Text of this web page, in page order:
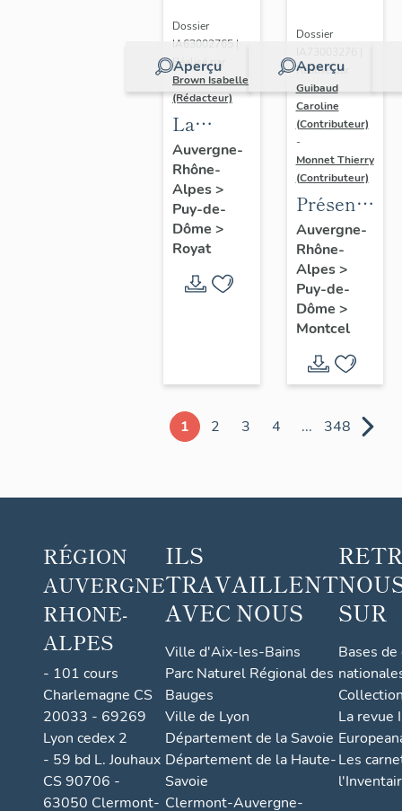
Aperçu
Dossier
IA63002765 |
Réalisé par
Brown Isabelle
(Rédacteur)
La
station
thermale
de
Royat-
Chamalières
Auvergne-
Rhône-
Alpes>
Puy-de-
Dôme >
Royat
Aperçu
Dossier
Réalisé par
Guibaud
Caroline
(Contributeur)
-
Monnet Thierry
(Contributeur)
de la
commune
de
Montcel
Auvergne-
Rhône-
Alpes>
Puy-de-
Dôme >
Montcel
1 2 3 4 ... 348
RÉGION
AUVERGNE
RHONE-
ALPES
- 101 cours
Charlemagne CS
20033 - 69269
Lyon cedex 2
- 59 bd L. Jouhaux
CS 90706 -
63050 Clermont-
ILS
TRAVAILLENT
AVEC NOUS
Ville d'Aix-les-Bains
Parc Naturel Régional des
Bauges
Ville de Lyon
Département de la Savoie
Département de la Haute-
Savoie
Clermont-Auvergne-
SUR
Bases
La revue
Les